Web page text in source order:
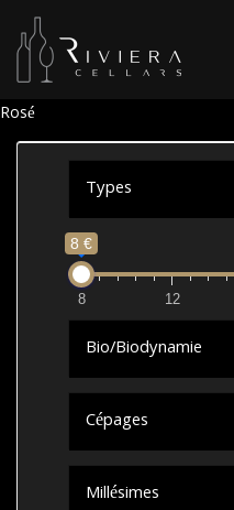
Rosé
Types
8 €
8 12
Bio/Biodynamie
Cépages
Millésimes